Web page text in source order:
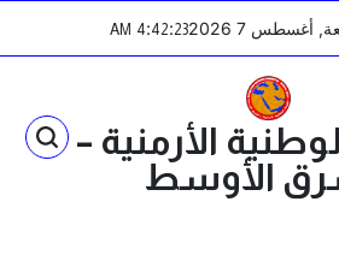
4:42:23
AM
الأرمنية –
الأوسط